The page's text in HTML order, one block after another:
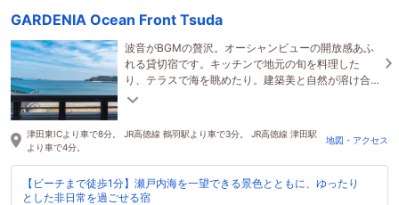
GARDENIA Ocean Front Tsuda
波音がBGMの贅沢。オーシャンビューの開放感あふ
れる貸切宿です。キッチンで地元の旬を料理した
り、テラスで海を眺めたり。建築美と自然が溶け合
う空間で、心ほどけるひとときをどうぞ。
津田東ICより車で8分。 JR高徳線 鶴羽駅より車で3分。 JR高徳線 津田駅
より車で4分。
地図・アクセス
【ビーチまで徒歩1分】瀬戸内海を一望できる景色とともに、ゆったり
とした非日常を過ごせる宿